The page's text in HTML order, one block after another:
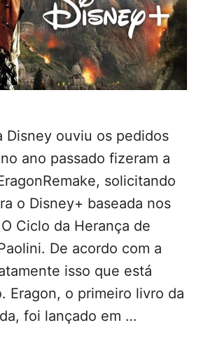
Disney ouviu os pedidos
ano passado fizeram a
solicitando
o Disney+ baseada nos
Ciclo da Herança de
De acordo com a
isso que está
Eragon, o primeiro livro da
foi lançado em …